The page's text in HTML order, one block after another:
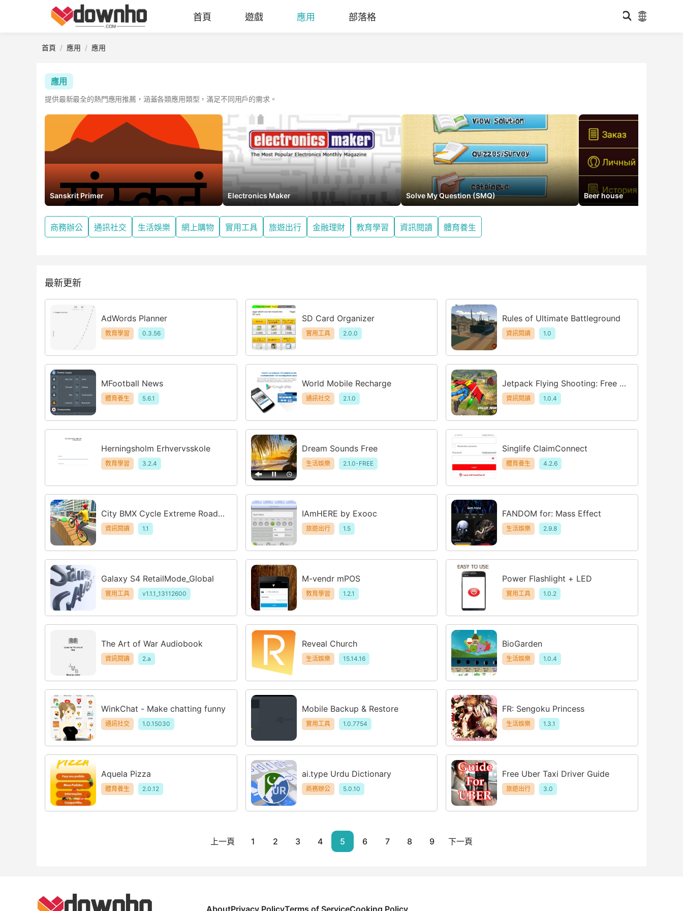
首頁 遊戲 應用 部落格
首頁 應用 應用
應用
提供最新最全的熱門應用推薦，涵蓋各類應用類型，滿足不同用戶的需求。
Sanskrit Primer Electronics Maker Solve My Question (SMQ) Beer house
商務辦公 通訊社交 生活娛樂 網上購物 實用工具 旅遊出行 金融理財 教育學習 資訊閱讀 體育養生
最新更新
AdWords Planner
教育學習 0.3.56
SD Card Organizer
實用工具 2.0.0
Rules of Ultimate Battleground
資訊閱讀 1.0
MFootball News
體育養生 5.6.1
World Mobile Recharge
通訊社交 2.1.0
Jetpack Flying Shooting: Free F
PS Game
資訊閱讀 1.0.4
Herningsholm Erhvervsskole
教育學習 3.2.4
Dream Sounds Free
生活娛樂 2.1.0-FREE
Singlife ClaimConnect
體育養生 4.2.6
City BMX Cycle Extreme Road S
tunts 2019
資訊閱讀 1.1
IAmHERE by Exooc
旅遊出行 1.5
FANDOM for: Mass Effect
生活娛樂 2.9.8
Galaxy S4 RetailMode_Global
實用工具 v1.1.1_13112600
M-vendr mPOS
教育學習 1.2.1
Power Flashlight + LED
實用工具 1.0.2
The Art of War Audiobook
資訊閱讀 2.a
Reveal Church
生活娛樂 15.14.16
BioGarden
生活娛樂 1.0.4
WinkChat - Make chatting funny
通訊社交 1.0.15030
Mobile Backup & Restore
實用工具 1.0.7754
FR: Sengoku Princess
生活娛樂 1.3.1
Aquela Pizza
體育養生 2.0.12
ai.type Urdu Dictionary
商務辦公 5.0.10
Free Uber Taxi Driver Guide
旅遊出行 3.0
上一頁 1 2 3 4 5 6 7 8 9 下一頁
AboutPrivacy PolicyTerms of ServiceCooking Policy